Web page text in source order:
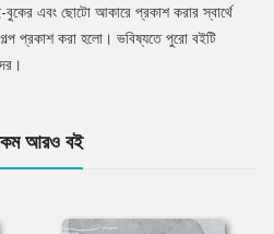
বুকের এবং ছোটো আকারে প্রকাশ করার স্বার্থে
প্রকাশ করা হলো। ভবিষ্যতে পুরো বইটি
আরও বই